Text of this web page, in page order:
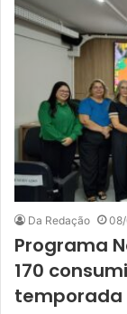
Da Redação
Programa
170
temporada